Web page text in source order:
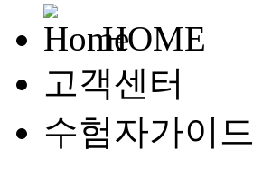
HOME
고객센터
수험자가이드